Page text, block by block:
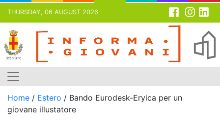
THURSDAY, 06 AUGUST 2026
Skip
content
Home / Estero / Bando Eurodesk-Eryica per un
giovane illustatore